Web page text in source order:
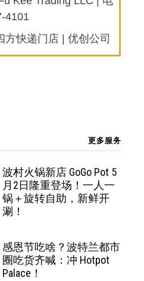
4101
方快递门店 | 优创公司
更多服务
波村火锅新店 GoGo Pot 5
月2日隆重登场！一人一
锅＋旋转自助，新鲜开
涮！
感恩节吃啥？波特兰都市
圈吃货齐喊：冲 Hotpot
Palace！